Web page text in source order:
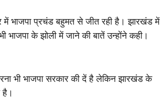
में भाजपा प्रचंड बहुमत से जीत रही है। झारखंड में
भाजपा के झोली में जाने की बातें उन्होंने कही।
भी भाजपा सरकार की दें है लेकिन झारखंड के
है।